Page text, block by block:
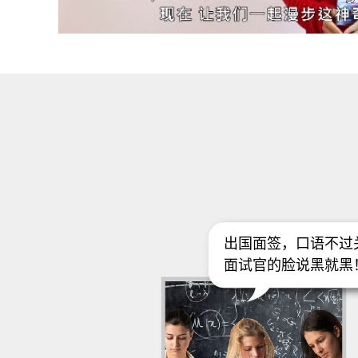
出国面签，口语不过
面试官的脸说黑就黑